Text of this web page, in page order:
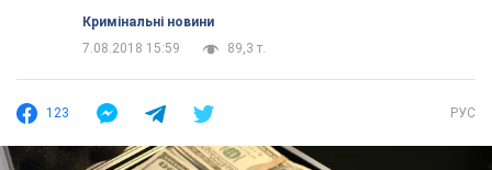
Кримінальні новини
7.08.2018 15:59
89,3 т.
123 РУС